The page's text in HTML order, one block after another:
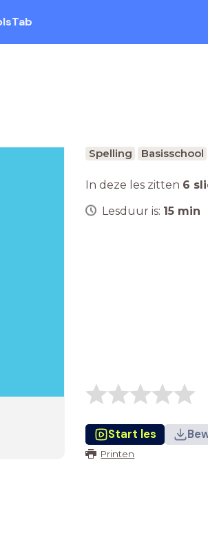
Spelling Basisschool
In deze les zitten 6
Lesduur is: 15 min
Start les
Printen